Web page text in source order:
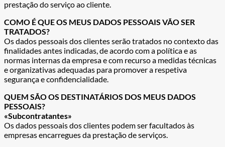
prestação do serviço ao cliente.
COMO É QUE OS MEUS DADOS PESSOAIS VÃO SER
TRATADOS?
Os dados pessoais dos clientes serão tratados no contexto das
finalidades antes indicadas, de acordo com a política e as
normas internas da empresa e com recurso a medidas técnicas
e organizativas adequadas para promover a respetiva
segurança e confidencialidade.
QUEM SÃO OS DESTINATÁRIOS DOS MEUS DADOS
PESSOAIS?
«Subcontratantes»
Os dados pessoais dos clientes podem ser facultados às
empresas encarregues da prestação de serviços.